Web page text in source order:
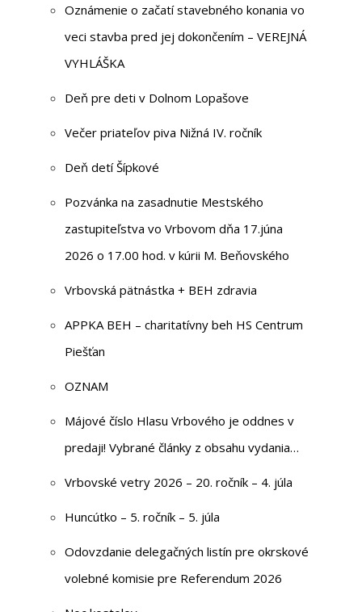
Oznámenie o začatí stavebného konania vo
veci stavba pred jej dokončením – VEREJNÁ
VYHLÁŠKA
Deň pre deti v Dolnom Lopašove
Večer priateľov piva Nižná IV. ročník
Deň detí Šípkové
Pozvánka na zasadnutie Mestského
zastupiteľstva vo Vrbovom dňa 17.júna
2026 o 17.00 hod. v kúrii M. Beňovského
Vrbovská pätnástka + BEH zdravia
APPKA BEH – charitatívny beh HS Centrum
Piešťan
OZNAM
Májové číslo Hlasu Vrbového je oddnes v
predaji! Vybrané články z obsahu vydania…
Vrbovské vetry 2026 – 20. ročník – 4. júla
Huncútko – 5. ročník – 5. júla
Odovzdanie delegačných listín pre okrskové
volebné komisie pre Referendum 2026